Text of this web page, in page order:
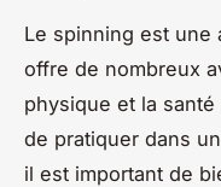
Le spinning est une
offre de nombreux
physique et la
de pratiquer dans
il est important de